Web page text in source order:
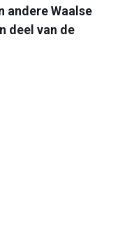
andere Waalse
deel van de